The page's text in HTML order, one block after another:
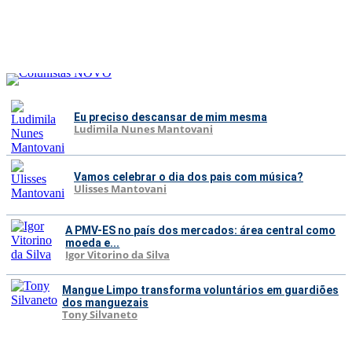
Eu preciso descansar de mim mesma
Ludimila Nunes Mantovani
Vamos celebrar o dia dos pais com música?
Ulisses Mantovani
A PMV-ES no país dos mercados: área central como
moeda e...
Igor Vitorino da Silva
Mangue Limpo transforma voluntários em guardiões
dos manguezais
Tony Silvaneto